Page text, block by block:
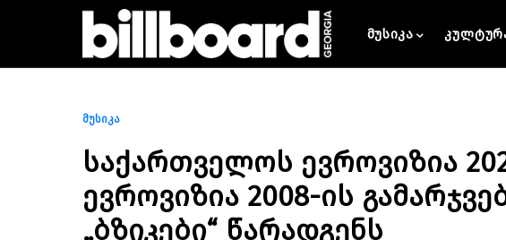
მუსიკა
მუსიკა
საქართველოს ევროვიზია
ევროვიზია 2008-ის
„ბზიკები“ წარადგენს